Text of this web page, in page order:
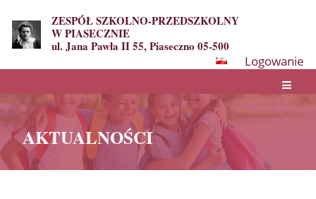
ZESPÓŁ SZKOLNO-PRZEDSZKOLNY
W PIASECZNIE
ul. Jana Pawła II 55, Piaseczno 05-500
Logowanie
AKTUALNOŚCI